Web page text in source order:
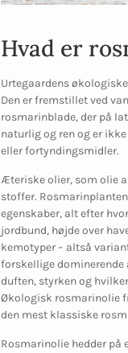
Hvad er
Urtegaardens
Den er fremstillet ved
rosmarinblade, der på
naturlig og ren og er
eller fortyndingsmidler.
Æteriske olier, som olie
stoffer.
egenskaber, alt efter
jordbund, højde over
kemotyper – altså
forskellige dominerende
duften, styrken og
Økologisk rosmarinolie
den mest klassiske
Rosmarinolie hedder